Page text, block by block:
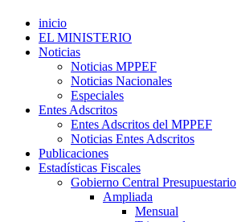
inicio
EL MINISTERIO
Noticias
Noticias MPPEF
Noticias Nacionales
Especiales
Entes Adscritos
Entes Adscritos del MPPEF
Noticias Entes Adscritos
Publicaciones
Estadísticas Fiscales
Gobierno Central Presupuestario
Ampliada
Mensual